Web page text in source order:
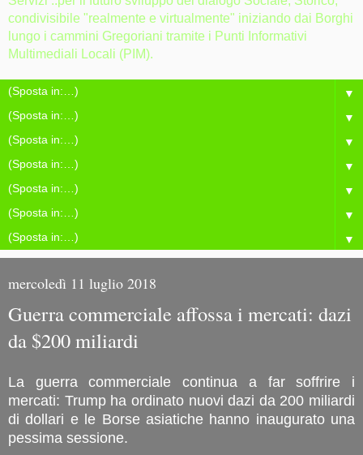
condivisibile "realmente e virtualmente" iniziando dai Borghi
lungo i cammini Gregoriani tramite i Punti Informativi
Multimediali Locali (PIM).
▼
▼
▼
▼
▼
▼
▼
mercoledì 11 luglio 2018
Guerra commerciale affossa i mercati: dazi
da $200 miliardi
La guerra commerciale continua a far soffrire i
mercati: Trump ha ordinato nuovi dazi da 200 miliardi
di dollari e le Borse asiatiche hanno inaugurato una
pessima sessione.